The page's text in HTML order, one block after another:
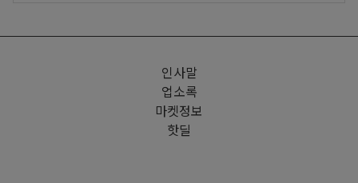
인사말
업소록
마켓정보
핫딜